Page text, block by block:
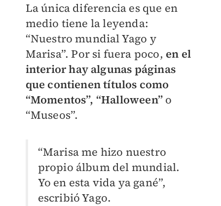
La única diferencia es que en
medio tiene la leyenda:
“Nuestro mundial Yago y
Marisa”. Por si fuera poco, en el
interior hay algunas páginas
que contienen títulos como
“Momentos”, “Halloween” o
“Museos”.
“Marisa me hizo nuestro
propio álbum del mundial.
Yo en esta vida ya gané”,
escribió Yago.